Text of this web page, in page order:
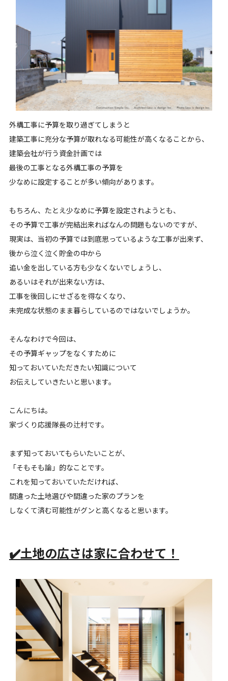
外構工事に予算を取り過ぎてしまうと
建築工事に充分な予算が取れなる可能性が高くなることから、
建築会社が行う資金計画では
最後の工事となる外構工事の予算を
少なめに設定することが多い傾向があります。
もちろん、たとえ少なめに予算を設定されようとも、
その予算で工事が完結出来ればなんの問題もないのですが、
現実は、当初の予算では到底思っているような工事が出来ず、
後から泣く泣く貯金の中から
追い金を出している方も少なくないでしょうし、
あるいはそれが出来ない方は、
工事を後回しにせざるを得なくなり、
未完成な状態のまま暮らしているのではないでしょうか。
そんなわけで今回は、
その予算ギャップをなくすために
知っておいていただきたい知識について
お伝えしていきたいと思います。
こんにちは。
家づくり応援隊長の辻村です。
まず知っておいてもらいたいことが、
「そもそも論」的なことです。
これを知っておいていただければ、
間違った土地選びや間違った家のプランを
しなくて済む可能性がグンと高くなると思います。
✔️土地の広さは家に合わせて！